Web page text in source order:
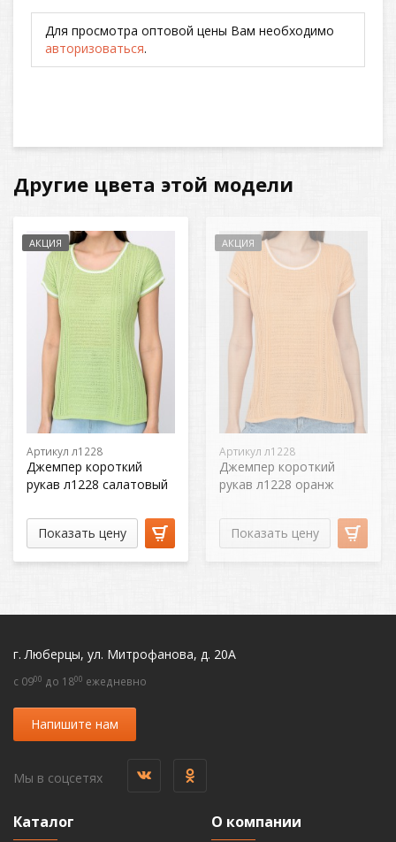
Для просмотра оптовой цены Вам необходимо
авторизоваться.
Другие цвета этой модели
Артикул л1228
Джемпер короткий
рукав л1228 салатовый
АКЦИЯ
Показать цену
Артикул л1228
Джемпер короткий
рукав л1228 оранж
АКЦИЯ
Показать цену
г. Люберцы, ул. Митрофанова, д. 20А
c 0900 до 1800 ежедневно
Напишите нам
Мы в соцсетях
Каталог О компании